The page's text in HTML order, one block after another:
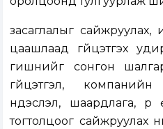
засаглалыг
цаашлаад гүйцэтгэх
гишүүнийг сонгон
гүйцэтгэл,
үндэслэл, шаардлага, үр
тогтолцоог сайжруулах